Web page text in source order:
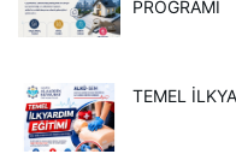
PROGRAMI
TEMEL